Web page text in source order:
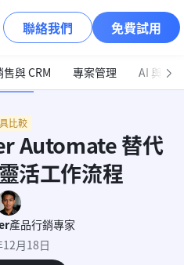
聯絡我們 免費試用
售與 CRM 專案管理 AI 與自
比較
Automate 替代
活工作流程
產品行銷專家
月18日